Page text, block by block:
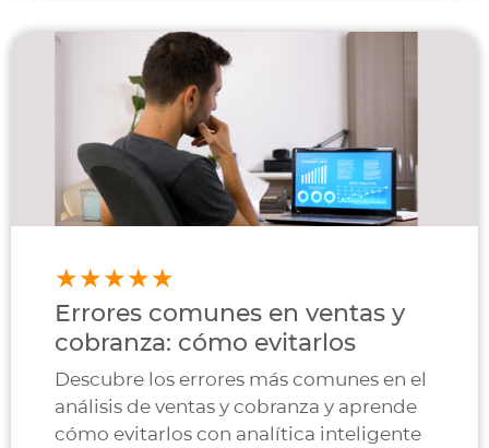
Errores comunes en ventas y
cobranza: cómo evitarlos
Descubre los errores más comunes en el
análisis de ventas y cobranza y aprende
cómo evitarlos con analítica inteligente